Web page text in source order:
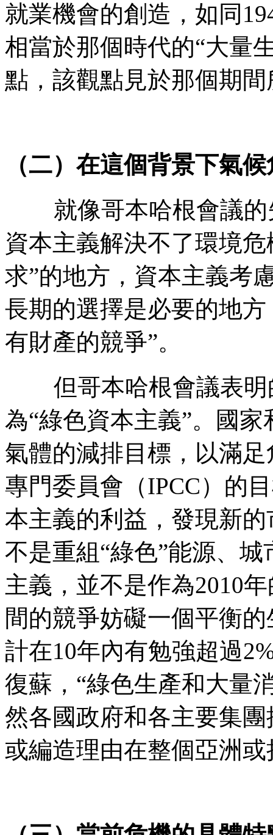
就業機會的創造，如同
相當於那個時代的“大量
點，該觀點見於那個期
（二）在這個背景下氣
就像哥本哈根會議
資本主義解決不了環境
求”的地方，資本主義考
長期的選擇是必要的地
有財產的競爭”。
但哥本哈根會議表
為“綠色資本主義”。國家
氣體的減排目標，以滿
專門委員會（IPCC）的
本主義的利益，發現新
不是重組“綠色”能源、城
主義，並不是作為2010年
間的競爭妨礙一個平衡
計在10年內有勉強超過
復蘇， “綠色生產和大量
然各國政府和各主要集
或編造理由在整個亞洲